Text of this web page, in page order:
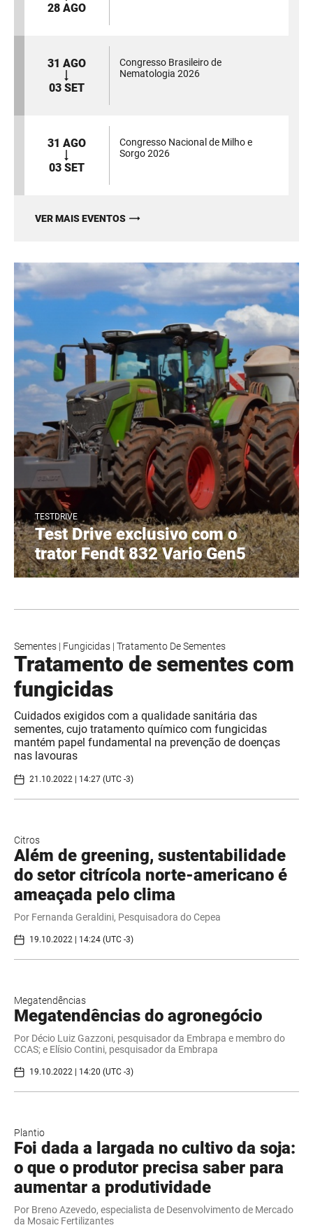
28 AGO
31 AGO
03 SET
Congresso Brasileiro de
Nematologia 2026
31 AGO
03 SET
Congresso Nacional de Milho e
Sorgo 2026
VER MAIS EVENTOS
TESTDRIVE
Test Drive exclusivo com o
trator Fendt 832 Vario Gen5
Sementes | Fungicidas | Tratamento De Sementes
Tratamento de sementes com
fungicidas
Cuidados exigidos com a qualidade sanitária das
sementes, cujo tratamento químico com fungicidas
mantém papel fundamental na prevenção de doenças
nas lavouras
21.10.2022 | 14:27 (UTC -3)
Citros
Além de greening, sustentabilidade
do setor citrícola norte-americano é
ameaçada pelo clima
Por Fernanda Geraldini, Pesquisadora do Cepea
19.10.2022 | 14:24 (UTC -3)
Megatendências
Megatendências do agronegócio
Por Décio Luiz Gazzoni, pesquisador da Embrapa e membro do
CCAS; e Elísio Contini, pesquisador da Embrapa
19.10.2022 | 14:20 (UTC -3)
Plantio
Foi dada a largada no cultivo da soja:
o que o produtor precisa saber para
aumentar a produtividade
Por Breno Azevedo, especialista de Desenvolvimento de Mercado
da Mosaic Fertilizantes